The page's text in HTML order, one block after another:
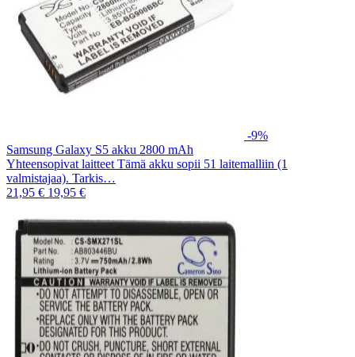
-9%
Samsung Galaxy S5 akku 2800 mAh
Yhteensopivat laitteet Tämä akku sopii 51 laitemalliin (1
valmistajaa). Tarkis…
21,95 € 19,95 €